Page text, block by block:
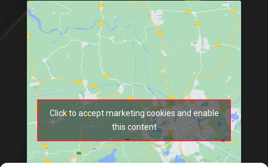
Click to accept marketing cookies and enable
this content